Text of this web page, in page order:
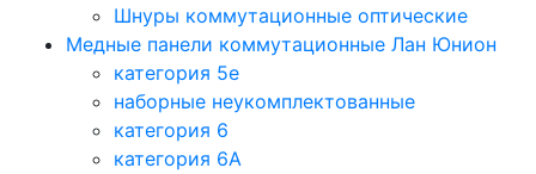
Шнуры коммутационные оптические
Медные панели коммутационные Лан Юнион
категория 5e
наборные неукомплектованные
категория 6
категория 6A